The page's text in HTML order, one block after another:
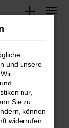
können:
und unsere
nur,
Sie zu
können
widerrufen.